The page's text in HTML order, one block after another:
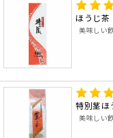
ほうじ
美味しい
特別茎
美味しい